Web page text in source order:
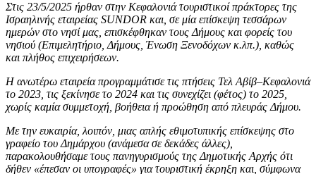
Στις 23/5/2025 ήρθαν στην Κεφαλονιά τουριστικοί πράκτορες της
Ισραηλινής εταιρείας SUNDOR και, σε μία επίσκεψη τεσσάρων
ημερών στο νησί μας, επισκέφθηκαν τους Δήμους και φορείς του
νησιού (Επιμελητήριο, Δήμους, Ένωση Ξενοδόχων κ.λπ.), καθώς
και πλήθος επιχειρήσεων.
Η ανωτέρω εταιρεία προγραμμάτισε τις πτήσεις Τελ Αβίβ–Κεφαλονιά
το 2023, τις ξεκίνησε το 2024 και τις συνεχίζει (φέτος) το 2025,
χωρίς καμία συμμετοχή, βοήθεια ή προώθηση από πλευράς Δήμου.
Με την ευκαιρία, λοιπόν, μιας απλής εθιμοτυπικής επίσκεψης στο
γραφείο του Δημάρχου (ανάμεσα σε δεκάδες άλλες),
παρακολουθήσαμε τους πανηγυρισμούς της Δημοτικής Αρχής ότι
δήθεν «έπεσαν οι υπογραφές» για τουριστική έκρηξη και, σύμφωνα